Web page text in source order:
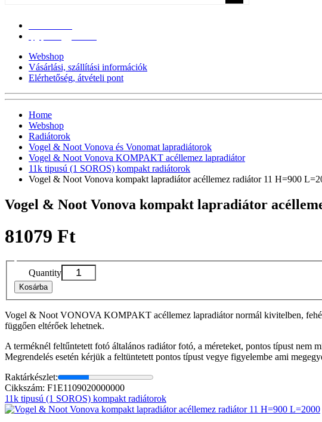
Webshop
Vásárlási, szállítási információk
Elérhetőség, átvételi pont
Home
Webshop
Radiátorok
Vogel & Noot Vonova és Vonomat lapradiátorok
Vogel & Noot Vonova KOMPAKT acéllemez lapradiátor
11k tipusú (1 SOROS) kompakt radiátorok
Vogel & Noot Vonova kompakt lapradiátor acéllemez radiátor 11 H=900
Vogel & Noot Vonova kompakt lapradiátor
81079 Ft
Quantity
Kosárba
Vogel & Noot VONOVA KOMPAKT acéllemez lapradiátor normál kivitelben,
függően eltérőek lehetnek.
A terméknél feltűntetett fotó általános radiátor fotó, a méreteket, pontos típust nem
Megrendelés esetén kérjük a feltüntetett pontos típust vegye figyelembe ami
Raktárkészlet:
Cikkszám: F1E1109020000000
11k tipusú (1 SOROS) kompakt radiátorok